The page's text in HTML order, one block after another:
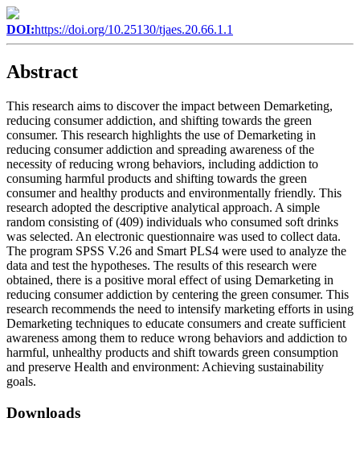
DOI:https://doi.org/10.25130/tjaes.20.66.1.1
Abstract
This research aims to discover the impact between Demarketing,
reducing consumer addiction, and shifting towards the green
consumer. This research highlights the use of Demarketing in
reducing consumer addiction and spreading awareness of the
necessity of reducing wrong behaviors, including addiction to
consuming harmful products and shifting towards the green
consumer and healthy products and environmentally friendly. This
research adopted the descriptive analytical approach. A simple
random consisting of (409) individuals who consumed soft drinks
was selected. An electronic questionnaire was used to collect data.
The program SPSS V.26 and Smart PLS4 were used to analyze the
data and test the hypotheses. The results of this research were
obtained, there is a positive moral effect of using Demarketing in
reducing consumer addiction by centering the green consumer. This
research recommends the need to intensify marketing efforts in using
Demarketing techniques to educate consumers and create sufficient
awareness among them to reduce wrong behaviors and addiction to
harmful, unhealthy products and shift towards green consumption
and preserve Health and environment: Achieving sustainability
goals.
Downloads